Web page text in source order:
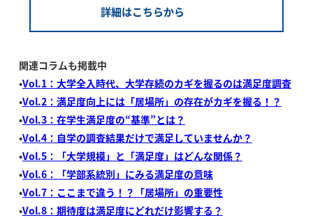
詳細はこちらから
関連コラムも掲載中
•Vol.1：大学全入時代、大学存続のカギを握るのは満足度調査
•Vol.2：満足度向上には「居場所」の存在がカギを握る！？
•Vol.3：在学生満足度の“基準”とは？
•Vol.4：自学の調査結果だけで満足していませんか？
•Vol.5：「大学規模」と「満足度」はどんな関係？
•Vol.6：「学部系統別」にみる満足度の意味
•Vol.7：ここまで違う！？「居場所」の重要性
•Vol.8：期待度は満足度にどれだけ影響する？